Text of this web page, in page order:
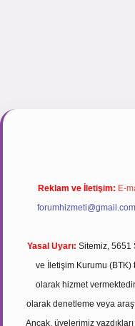
Reklam ve İletişim: E-
forumhizmeti@gmail.com
Yasal Uyarı: Sitemiz, 5651
ve İletişim Kurumu (BTK)
olarak hizmet
olarak denetleme veya
Ancak, üyelerimiz